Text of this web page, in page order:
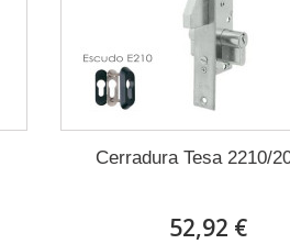
Cerradura Tesa 2210/
52,92 €